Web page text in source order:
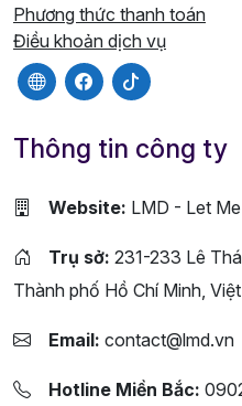
Phương thức thanh toán
Điều khoản dịch vụ
Thông tin công ty
Website: LMD - Let
Trụ sở: 231-233 Lê
Thành phố Hồ Chí Minh,
Email: contact@lmd.vn
Hotline Miền Bắc: